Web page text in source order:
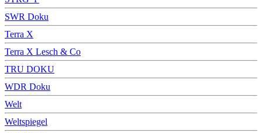
SWR Doku
Terra X
Terra X Lesch & Co
TRU DOKU
WDR Doku
Welt
Weltspiegel